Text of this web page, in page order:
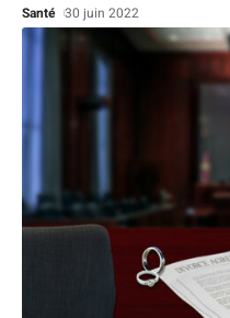
Santé 30 juin 2022